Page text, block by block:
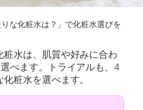
りな化粧水は？」で化粧水選びを
粧水は、肌質や好みに合わ
べます。トライアルも、4
粧水を選べます。